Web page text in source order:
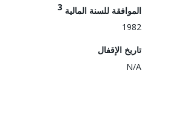
الموافقة للسنة المالية 3
1982
تاريخ الإقفال
N/A